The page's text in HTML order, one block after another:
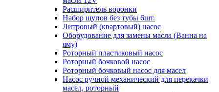
Расширитель воронки
Набор щупов без тубы 6шт.
Литровый (квартовый) насос
Оборудование для замены масла (Ванна на
яму)
Роторный пластиковый насос
Роторный бочковой насос
Роторный бочковый насос для масел
Насос ручной механический для перекачки
масел, роторный